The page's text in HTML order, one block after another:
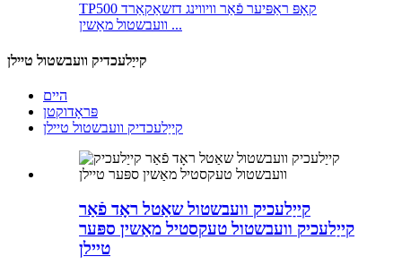
TP500 קאָפּ ראַפּיער פֿאַר וויווינג דזשאַקאַרד
וועבשטול מאַשין ...
קייַלעכדיק וועבשטול טיילן
היים
פּראָדוקטן
קייַלעכדיק וועבשטול טיילן
קייַלעכיק וועבשטול שאַטל ראָד פֿאַר
קייַלעכיק וועבשטול טעקסטיל מאַשין ספּער
טיילן